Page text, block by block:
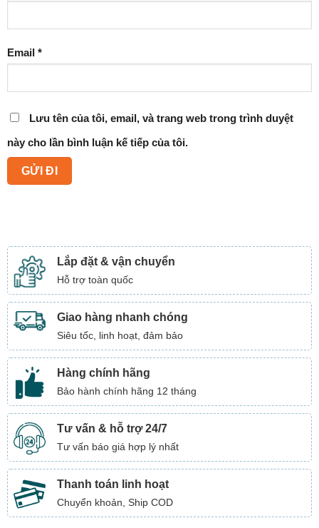
Email *
Lưu tên của tôi, email, và trang web trong trình duyệt
này cho lần bình luận kế tiếp của tôi.
Lắp đặt & vận chuyển
Hỗ trợ toàn quốc
Giao hàng nhanh chóng
Siêu tốc, linh hoạt, đảm bảo
Hàng chính hãng
Bảo hành chính hãng 12 tháng
Tư vấn & hỗ trợ 24/7
Tư vấn báo giá hợp lý nhất
Thanh toán linh hoạt
Chuyển khoản, Ship COD